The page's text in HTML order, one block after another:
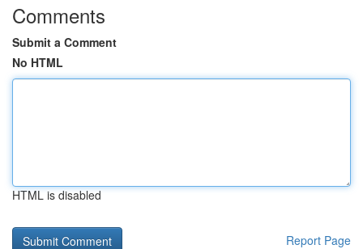
Comments
Submit a Comment
No HTML
HTML is disabled
Report Page